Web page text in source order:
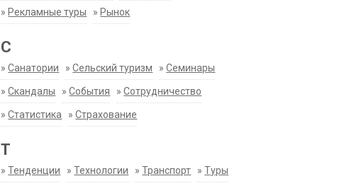
» Рекламные туры » Рынок
С
»Санатории »Сельский туризм »Семинары
»Скандалы »События »Сотрудничество
»Статистика »Страхование
Т
»Тенденции »Технологии »Транспорт »Туры